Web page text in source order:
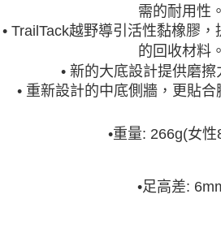
需的耐用性。
• TrailTack越野導引活性黏橡膠
的回收材料。
• 新的大底設計提供磨擦
• 重新設計的中底側牆，更貼合
•重量: 266g(女性
•足高差: